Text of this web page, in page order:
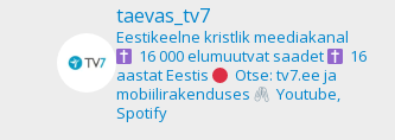
taevas_tv7
Eestikeelne kristlik meediakanal
16 000 elumuutvat saadet
16
aastat Eestis
Otse: tv7.ee ja
mobiilirakenduses
Youtube,
Spotify